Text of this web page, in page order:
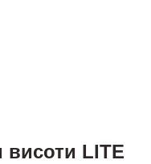
висоти LITE